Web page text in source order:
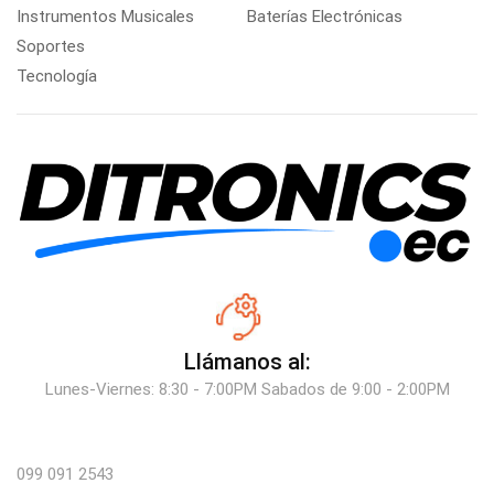
Instrumentos Musicales
Soportes
Tecnología
Baterías Electrónicas
Llámanos al:
Lunes-Viernes: 8:30 - 7:00PM Sabados de 9:00 - 2:00PM
099 091 2543